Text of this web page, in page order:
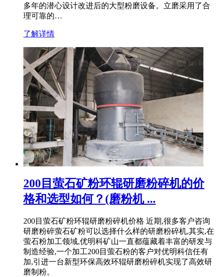
多年的潜心设计改进后的大型粉磨设备。立磨采用了合
理可靠的…
了解详情
200目萤石矿粉环辊研磨粉碎机的价
格和选型如何？(磨粉机 ...
200目萤石矿粉环辊研磨粉碎机价格 近期,很多客户咨询
研磨粉碎萤石矿粉可以选择什么样的研磨粉碎机,其实,在
萤石粉加工领域,优明科矿山一直都蕴藏着丰富的研发与
制造经验,一个加工200目萤石粉的客户对优明科信任有
加,引进一台新型环保高效环辊研磨粉碎机实现了高效研
磨制粉。